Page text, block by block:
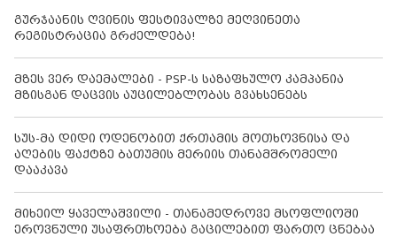
გურჯაანის ღვინის ფესტივალზე მეღვინეთა
რეგისტრაცია გრძელდება!
მზეს ვერ დაემალები - PSP-ს საზაფხულო კამპანია
მზისგან დაცვის აუცილებლობას გვახსენებს
სუს-მა დიდი ოდენობით ქრთამის მოთხოვნისა და
აღების ფაქტზე ბათუმის მერიის თანამშრომელი
დააკავა
მიხეილ ყაველაშვილი - თანამედროვე მსოფლიოში
ეროვნული უსაფრთხოება გაცილებით ფართო ცნებაა